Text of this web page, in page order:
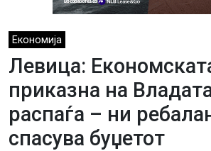
Економија
Левица:
приказна на
распаѓа – ни
спасува буџетот